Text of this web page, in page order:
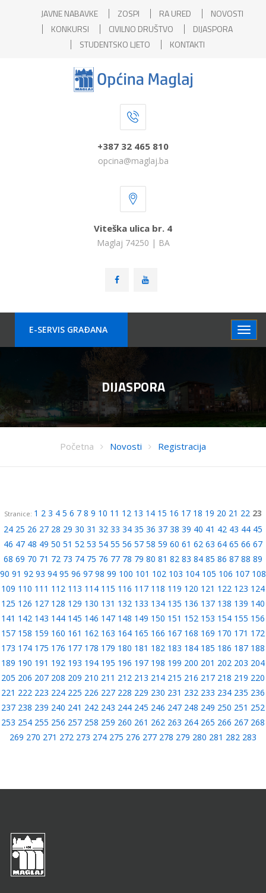
JAVNE NABAVKE ZOSPI RA URED
NOVOSTI
KONKURSI
CIVILNO DRUŠTVO
DIJASPORA
STUDENTSKO LJETO
KONTAKTI
+387 32 465 810
opcina@maglaj.ba
Viteška ulica br. 4
Maglaj 74250 | BA
E-SERVIS GRAÐANA
DIJASPORA
Početna Novosti Registracija
Stranice: 1 2 3 4 5 6 7 8 9 10 11 12 13 14 15 16 17 18 19 20 21 22 23
24 25 26 27 28 29 30 31 32 33 34 35 36 37 38 39 40 41 42 43 44 45
46 47 48 49 50 51 52 53 54 55 56 57 58 59 60 61 62 63 64 65 66 67
68 69 70 71 72 73 74 75 76 77 78 79 80 81 82 83 84 85 86 87 88 89
90 91 92 93 94 95 96 97 98 99 100 101 102 103 104 105 106 107 108
109 110 111 112 113 114 115 116 117 118 119 120 121 122 123 124
125 126 127 128 129 130 131 132 133 134 135 136 137 138 139 140
141 142 143 144 145 146 147 148 149 150 151 152 153 154 155 156
157 158 159 160 161 162 163 164 165 166 167 168 169 170 171 172
173 174 175 176 177 178 179 180 181 182 183 184 185 186 187 188
189 190 191 192 193 194 195 196 197 198 199 200 201 202 203 204
205 206 207 208 209 210 211 212 213 214 215 216 217 218 219 220
221 222 223 224 225 226 227 228 229 230 231 232 233 234 235 236
237 238 239 240 241 242 243 244 245 246 247 248 249 250 251 252
253 254 255 256 257 258 259 260 261 262 263 264 265 266 267 268
269 270 271 272 273 274 275 276 277 278 279 280 281 282 283